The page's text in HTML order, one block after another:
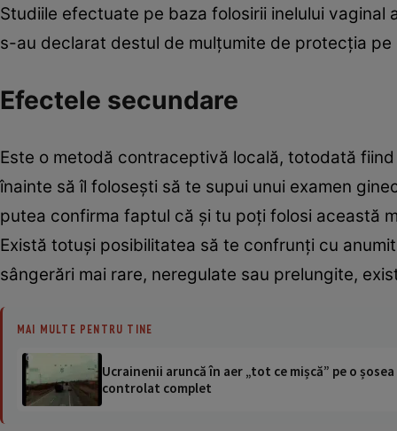
Studiile efectuate pe baza folosirii inelului
s-au declarat destul de mulţumite de protecţia
Efectele secundare
Este o metodă contraceptivă locală, totodată
înainte să îl foloseşti să te supui unui examen
putea confirma faptul că şi tu poţi folosi această
Există totuşi posibilitatea să te confrunţi cu
sângerări mai rare, neregulate sau prelungite,
MAI MULTE PENTRU TINE
Ucrainenii aruncă în aer „tot ce mișcă” pe o
controlat complet